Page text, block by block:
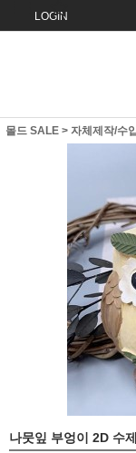
LOGIN
몰드 SALE > 자체제작/수
나뭇잎 부엉이 2D 수